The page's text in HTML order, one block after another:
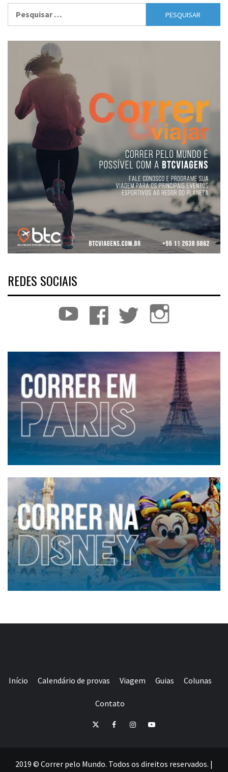
REDES SOCIAIS
YouTube Facebook Twitter
Início Calendário de provas Viagem Guias Colunas
Contato
TwitterFacebookInstagramYoutube
2019 © Correr pelo Mundo. Todos os direitos reservados. |